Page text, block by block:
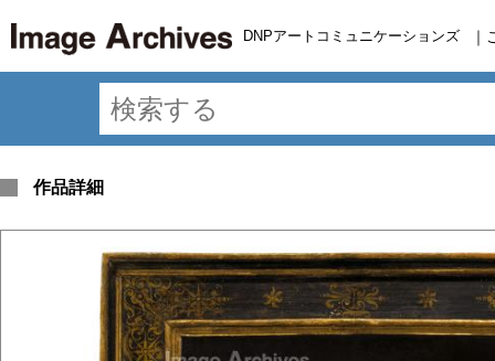
DNPアートコミュニケーションズ ｜
作品詳細